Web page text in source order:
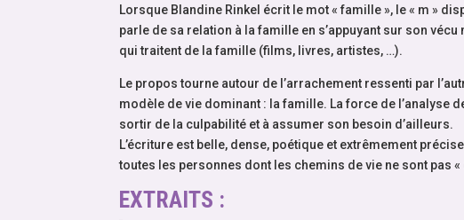
Lorsque Blandine Rinkel écrit le mot « famille », le « m »
parle de sa relation à la famille en s’appuyant sur son
qui traitent de la famille (films, livres, artistes, …).
Le propos tourne autour de l’arrachement ressenti par
modèle de vie dominant : la famille. La force de l’analyse
sortir de la culpabilité et à assumer son besoin d’ailleurs.
L’écriture est belle, dense, poétique et extrêmement
toutes les personnes dont les chemins de vie ne sont pas «
EXTRAITS :